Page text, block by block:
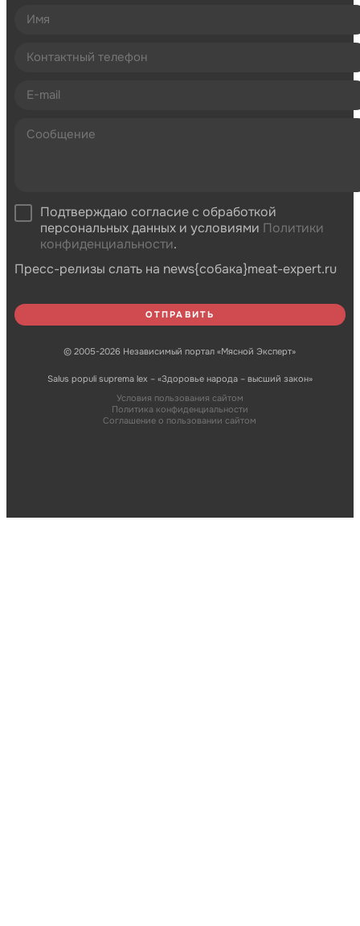
Подтверждаю согласие с обработкой
персональных данных и условиями Политики
конфиденциальности.
Пресс-релизы слать на news{собака}meat-expert.ru
© 2005-2026 Независимый портал «Мясной Эксперт»
Salus populi suprema lex – «Здоровье народа – высший закон»
Условия пользования сайтом
Политика конфиденциальности
Соглашение о пользовании сайтом